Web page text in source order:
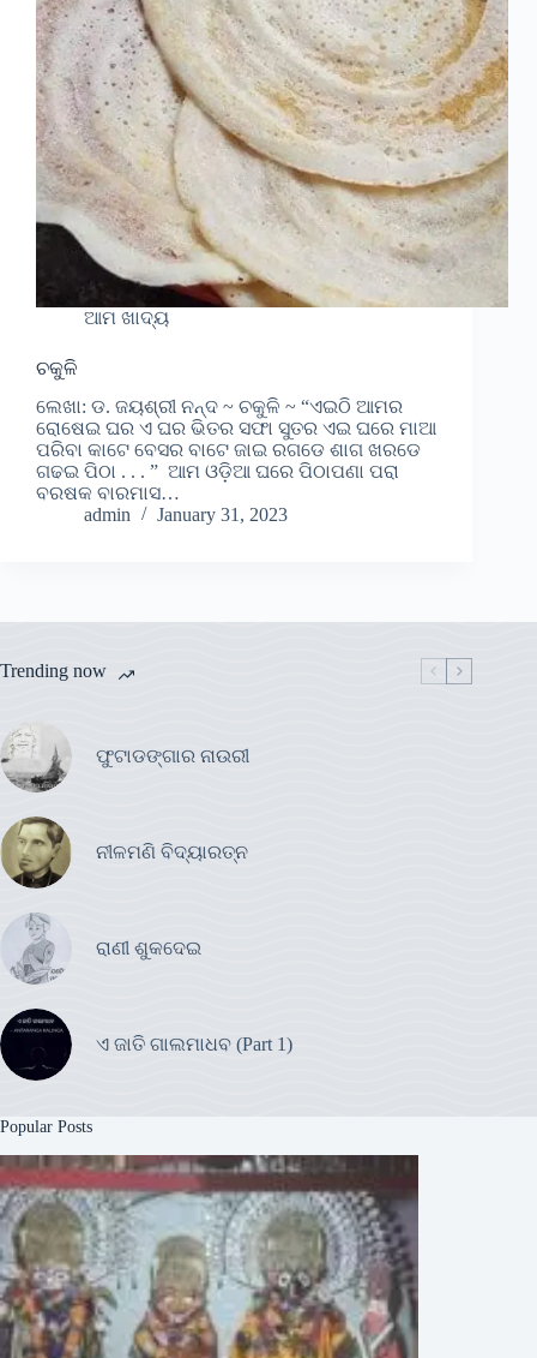
ଆମ ଖାଦ୍ୟ
ଚକୁଳି
ଲେଖା: ଡ. ଜୟଶ୍ରୀ ନନ୍ଦ ~ ଚକୁଳି ~ “ଏଇଠି ଆମର
ରୋଷେଇ ଘର ଏ ଘର ଭିତର ସଫା ସୁତର ଏଇ ଘରେ ମାଆ
ପରିବା କାଟେ ବେସର ବାଟେ ଜାଇ ରଗଡେ ଶାଗ ଖରଡେ
ଗଢଇ ପିଠା . . . ” ଆମ ଓଡ଼ିଆ ଘରେ ପିଠାପଣା ପରା
ବରଷକ ବାରମାସ…
admin
January 31, 2023
Trending now
ଫୁଟାଡଙ୍ଗାର ନାଉରୀ
ନୀଳମଣି ବିଦ୍ୟାରତ୍ନ
ରାଣୀ ଶୁକଦେଇ
ଏ ଜାତି ଗାଲମାଧବ (Part 1)
Popular Posts